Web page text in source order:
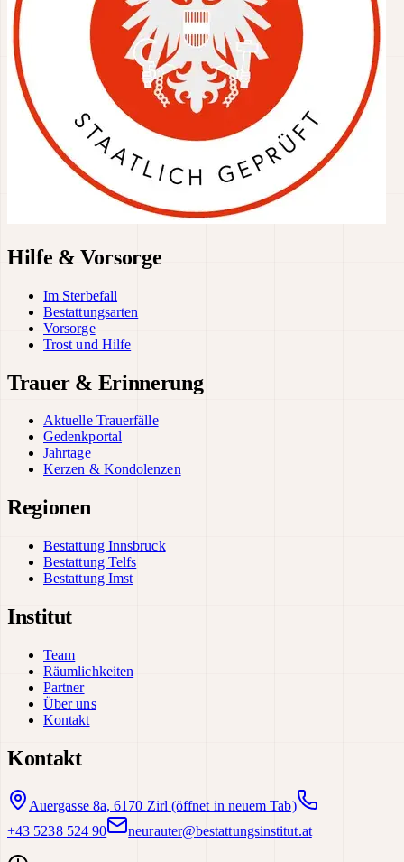
Hilfe & Vorsorge
Im Sterbefall
Bestattungsarten
Vorsorge
Trost und Hilfe
Trauer & Erinnerung
Aktuelle Trauerfälle
Gedenkportal
Jahrtage
Kerzen & Kondolenzen
Regionen
Bestattung Innsbruck
Bestattung Telfs
Bestattung Imst
Institut
Team
Räumlichkeiten
Partner
Über uns
Kontakt
Kontakt
Auergasse 8a, 6170 Zirl (öffnet in neuem Tab)
+43 5238 524 90
neurauter@bestattungsinstitut.at